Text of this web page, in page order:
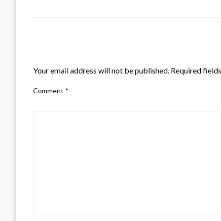
Your email address will not be published. Required
Comment *